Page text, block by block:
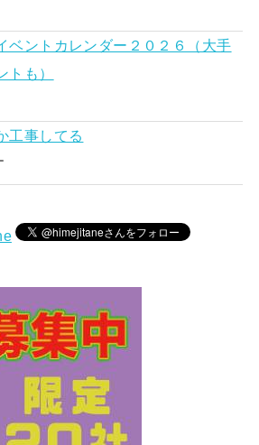
ベントカレンダー２０２６（大手
トも）
工事してる